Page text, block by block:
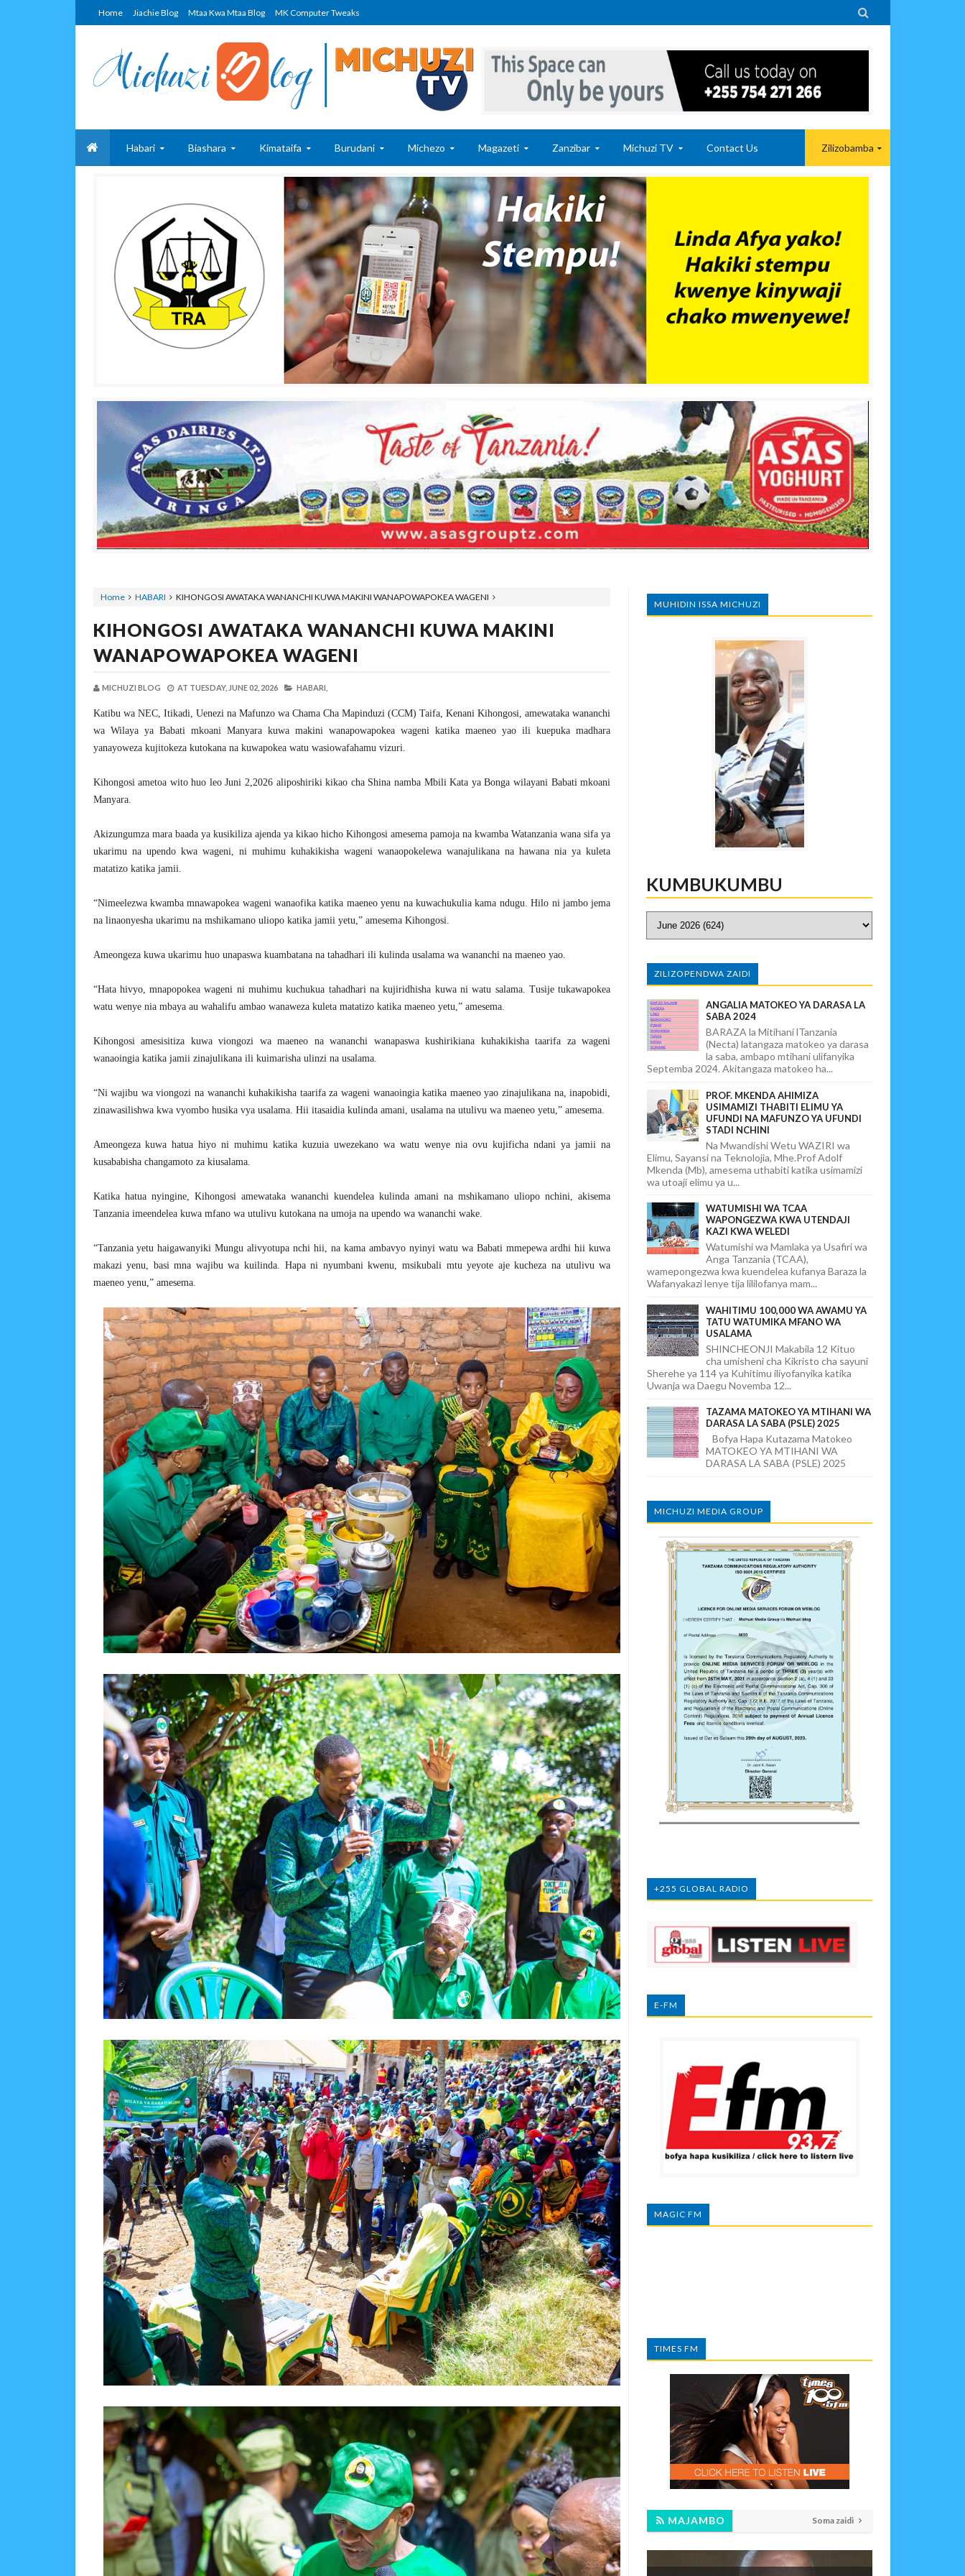
Home Jiachie Blog Mtaa Kwa Mtaa Blog MK Computer Tweaks 
Habari Biashara Kimataifa Burudani Michezo Magazeti Zanzibar Michuzi TV Contact Us Zilizobamba
Home HABARI KIHONGOSI AWATAKA WANANCHI KUWA MAKINI WANAPOWAPOKEA WAGENI
KIHONGOSI AWATAKA WANANCHI KUWA MAKINI
WANAPOWAPOKEA WAGENI
MICHUZI BLOG AT TUESDAY, JUNE 02, 2026 HABARI,
Katibu wa NEC, Itikadi, Uenezi na Mafunzo wa Chama Cha Mapinduzi (CCM) Taifa, Kenani Kihongosi, amewataka wananchi
wa Wilaya ya Babati mkoani Manyara kuwa makini wanapowapokea wageni katika maeneo yao ili kuepuka madhara
yanayoweza kujitokeza kutokana na kuwapokea watu wasiowafahamu vizuri.
Kihongosi ametoa wito huo leo Juni 2,2026 aliposhiriki kikao cha Shina namba Mbili Kata ya Bonga wilayani Babati mkoani
Manyara.
Akizungumza mara baada ya kusikiliza ajenda ya kikao hicho Kihongosi amesema pamoja na kwamba Watanzania wana sifa ya
ukarimu na upendo kwa wageni, ni muhimu kuhakikisha wageni wanaopokelewa wanajulikana na hawana nia ya kuleta
matatizo katika jamii.
“Nimeelezwa kwamba mnawapokea wageni wanaofika katika maeneo yenu na kuwachukulia kama ndugu. Hilo ni jambo jema
na linaonyesha ukarimu na mshikamano uliopo katika jamii yetu,” amesema Kihongosi.
Ameongeza kuwa ukarimu huo unapaswa kuambatana na tahadhari ili kulinda usalama wa wananchi na maeneo yao.
“Hata hivyo, mnapopokea wageni ni muhimu kuchukua tahadhari na kujiridhisha kuwa ni watu salama. Tusije tukawapokea
watu wenye nia mbaya au wahalifu ambao wanaweza kuleta matatizo katika maeneo yetu,” amesema.
Kihongosi amesisitiza kuwa viongozi wa maeneo na wananchi wanapaswa kushirikiana kuhakikisha taarifa za wageni
wanaoingia katika jamii zinajulikana ili kuimarisha ulinzi na usalama.
“Ni wajibu wa viongozi na wananchi kuhakikisha taarifa za wageni wanaoingia katika maeneo yao zinajulikana na, inapobidi,
zinawasilishwa kwa vyombo husika vya usalama. Hii itasaidia kulinda amani, usalama na utulivu wa maeneo yetu,” amesema.
Ameongeza kuwa hatua hiyo ni muhimu katika kuzuia uwezekano wa watu wenye nia ovu kujificha ndani ya jamii na
kusababisha changamoto za kiusalama.
Katika hatua nyingine, Kihongosi amewataka wananchi kuendelea kulinda amani na mshikamano uliopo nchini, akisema
Tanzania imeendelea kuwa mfano wa utulivu kutokana na umoja na upendo wa wananchi wake.
“Tanzania yetu haigawanyiki Mungu alivyotupa nchi hii, na kama ambavyo nyinyi watu wa Babati mmepewa ardhi hii kuwa
makazi yenu, basi mna wajibu wa kuilinda. Hapa ni nyumbani kwenu, msikubali mtu yeyote aje kucheza na utulivu wa
maeneo yenu,” amesema.
MUHIDIN ISSA MICHUZI
KUMBUKUMBU
ZILIZOPENDWA ZAIDI
ANGALIA MATOKEO YA DARASA LA
SABA 2024
BARAZA la Mitihani lTanzania
(Necta) latangaza matokeo ya darasa
la saba, ambapo mtihani ulifanyika
Septemba 2024. Akitangaza matokeo ha...
PROF. MKENDA AHIMIZA
USIMAMIZI THABITI ELIMU YA
UFUNDI NA MAFUNZO YA UFUNDI
STADI NCHINI
Na Mwandishi Wetu WAZIRI wa
Elimu, Sayansi na Teknolojia, Mhe.Prof Adolf
Mkenda (Mb), amesema uthabiti katika usimamizi
wa utoaji elimu ya u...
WATUMISHI WA TCAA
WAPONGEZWA KWA UTENDAJI
KAZI KWA WELEDI
Watumishi wa Mamlaka ya Usafiri wa
Anga Tanzania (TCAA),
wamepongezwa kwa kuendelea kufanya Baraza la
Wafanyakazi lenye tija lililofanya mam...
WAHITIMU 100,000 WA AWAMU YA
TATU WATUMIKA MFANO WA
USALAMA
SHINCHEONJI Makabila 12 Kituo
cha umisheni cha Kikristo cha sayuni
Sherehe ya 114 ya Kuhitimu iliyofanyika katika
Uwanja wa Daegu Novemba 12...
TAZAMA MATOKEO YA MTIHANI WA
DARASA LA SABA (PSLE) 2025
Bofya Hapa Kutazama Matokeo
MATOKEO YA MTIHANI WA
DARASA LA SABA (PSLE) 2025
MICHUZI MEDIA GROUP
+255 GLOBAL RADIO
E-FM
MAGIC FM
TIMES FM
MAJAMBO Soma zaidi